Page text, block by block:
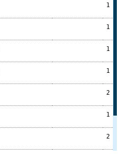
1
1
1
1
2
1
2